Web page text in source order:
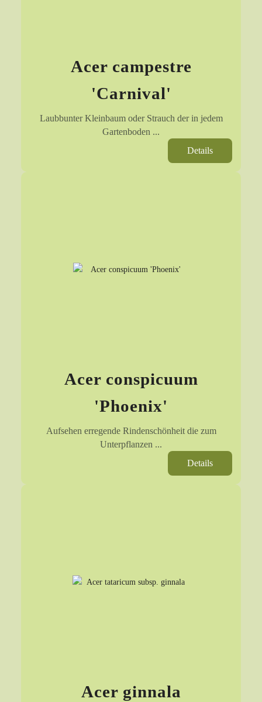
Acer campestre
'Carnival'
Laubbunter Kleinbaum oder Strauch der in jedem
Gartenboden ...
Details
Acer conspicuum
'Phoenix'
Aufsehen erregende Rindenschönheit die zum
Unterpflanzen ...
Details
Acer ginnala